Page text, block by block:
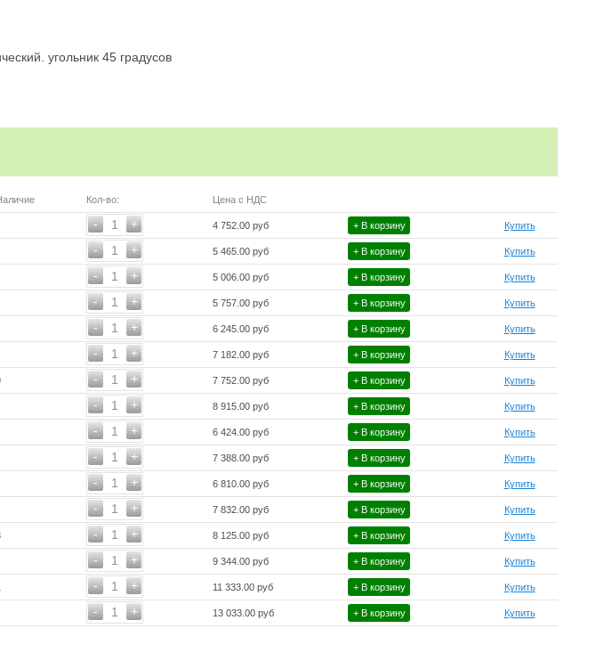
угольник 45 градусов
Кол-во: Цена с НДС
+
- 1 4 752.00 руб + В корзину Купить
+
- 1 5 465.00 руб + В корзину Купить
+
- 1 5 006.00 руб + В корзину Купить
+
- 1 5 757.00 руб + В корзину Купить
+
- 1 6 245.00 руб + В корзину Купить
+
- 1 7 182.00 руб + В корзину Купить
+
- 1 7 752.00 руб + В корзину Купить
+
- 1 8 915.00 руб + В корзину Купить
+
- 1 6 424.00 руб + В корзину Купить
+
- 1 7 388.00 руб + В корзину Купить
+
- 1 6 810.00 руб + В корзину Купить
+
- 1 7 832.00 руб + В корзину Купить
+
- 1 8 125.00 руб + В корзину Купить
+
- 1 9 344.00 руб + В корзину Купить
+
- 1 11 333.00 руб + В корзину Купить
+
- 1 13 033.00 руб + В корзину Купить